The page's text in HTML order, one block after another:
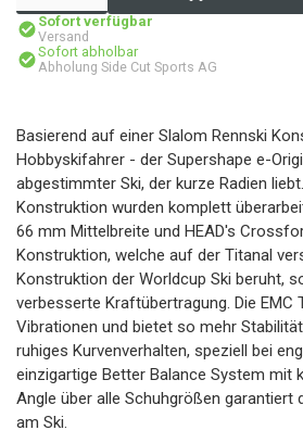
Sofort verfügbar
Versand
Sofort abholbar
Abholung Side Cut Sports AG
Basierend auf einer Slalom Rennski
Hobbyskifahrer - der Supershape e-
abgestimmter Ski, der kurze Radien
Konstruktion wurden komplett
66 mm Mittelbreite und HEAD's
Konstruktion, welche auf der Titanal
Konstruktion der Worldcup Ski beruht,
verbesserte Kraftübertragung. Die EMC
Vibrationen und bietet so mehr
ruhiges Kurvenverhalten, speziell bei
einzigartige Better Balance System mit
Angle über alle Schuhgrößen garantiert
am Ski.